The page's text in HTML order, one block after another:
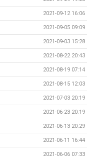
2021-09-12 16:06
2021-09-05 09:09
2021-09-03 15:28
2021-08-22 20:43
2021-08-19 07:14
2021-08-15 12:03
2021-07-03 20:19
2021-06-23 20:19
2021-06-13 20:29
2021-06-11 16:44
2021-06-06 07:33